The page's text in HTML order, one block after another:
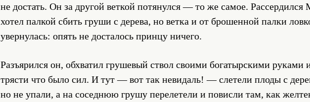
не достать. Он за другой веткой потянулся — то же самое. Рассердился
хотел палкой сбить груши с дерева, но ветка и от брошенной палки
увернулась: опять не досталось принцу ничего.
Разъярился он, обхватил грушевый ствол своими богатырскими руками
трясти что было сил. И тут — вот так невидаль! — слетели плоды с
но не упали, а на соседнюю грушу перелетели и повисли там, как